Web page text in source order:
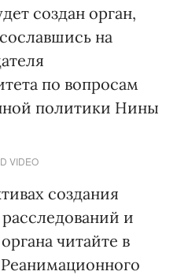
создан орган,
на
по вопросам
политики Нины
VIDEO
создания
и
читайте в